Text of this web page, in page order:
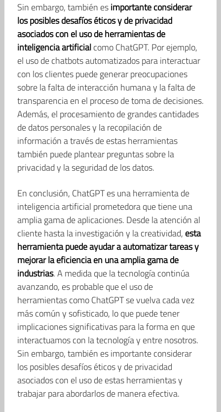
Sin embargo, también esimportante considerar
los posibles desafíos éticos y de privacidad
asociados con el uso de herramientas de
inteligencia artificialcomo ChatGPT. Por ejemplo,
el uso de chatbots automatizados para interactuar
con los clientes puede generar preocupaciones
sobre la falta de interacción humana y la falta de
transparencia en el proceso de toma de decisiones.
Además, el procesamiento de grandes cantidades
de datos personales y la recopilación de
información a través de estas herramientas
también puede plantear preguntas sobre la
privacidad y la seguridad de los datos.
En conclusión, ChatGPT es una herramienta de
inteligencia artificial prometedora que tiene una
amplia gama de aplicaciones. Desde la atención al
cliente hasta la investigación y la creatividad, esta
herramienta puede ayudar a automatizar tareas y
mejorar la eficiencia en una amplia gama de
industrias. A medida que la tecnología continúa
avanzando, es probable que el uso de
herramientas como ChatGPT se vuelva cada vez
más común y sofisticado, lo que puede tener
implicaciones significativas para la forma en que
interactuamos con la tecnología y entre nosotros.
Sin embargo, también es importante considerar
los posibles desafíos éticos y de privacidad
asociados con el uso de estas herramientas y
trabajar para abordarlos de manera efectiva.